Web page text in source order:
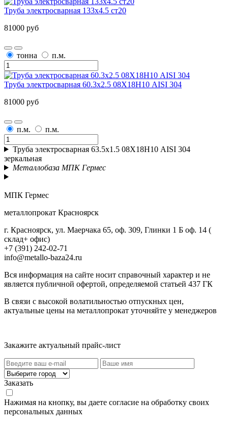
Труба электросварная 133х4.5 ст20
81000 руб
тонна п.м.
Труба электросварная 60.3х2.5 08Х18Н10 AISI 304
81000 руб
п.м. п.м.
Труба электросварная 63.5х1.5 08Х18Н10 AISI 304
зеркальная
Металлобаза МПК Гермес
МПК Гермес
металлопрокат Красноярск
г. Красноярск, ул. Маерчака 65, оф. 309, Глинки 1 Б оф. 14 (
склад+ офис)
+7 (391) 242-02-71
info@metallo-baza24.ru
Вся информация на сайте носит справочный характер и не
является публичной офертой, определяемой статьей 437 ГК
В связи с высокой волатильностью отпускных цен,
актуальные цены на металлопрокат уточняйте у менеджеров
Закажите актуальный прайс-лист
Заказать
Нажимая на кнопку, вы даете согласие на обработку своих
персональных данных